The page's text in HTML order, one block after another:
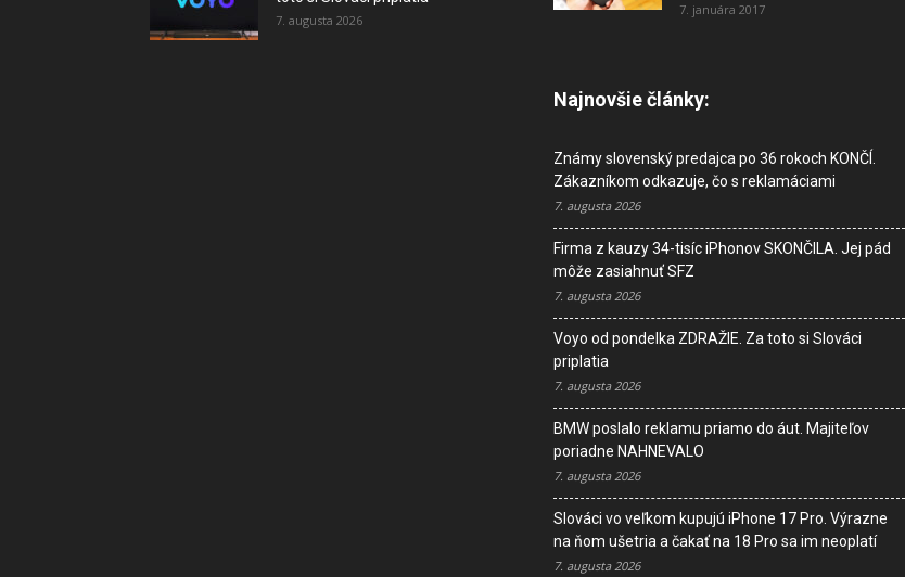
7. augusta 2026
7. januára 2017
Najnovšie články:
Známy slovenský predajca po 36 rokoch KONČÍ.
Zákazníkom odkazuje, čo s reklamáciami
7. augusta 2026
Firma z kauzy 34-tisíc iPhonov SKONČILA. Jej pád
môže zasiahnuť SFZ
7. augusta 2026
Voyo od pondelka ZDRAŽIE. Za toto si Slováci
priplatia
7. augusta 2026
BMW poslalo reklamu priamo do áut. Majiteľov
poriadne NAHNEVALO
7. augusta 2026
Slováci vo veľkom kupujú iPhone 17 Pro. Výrazne
na ňom ušetria a čakať na 18 Pro sa im neoplatí
7. augusta 2026